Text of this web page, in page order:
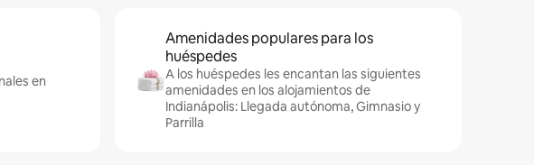
en
Amenidades populares para los
huéspedes
A los huéspedes les encantan las siguientes
amenidades en los alojamientos de
Indianápolis: Llegada autónoma, Gimnasio y
Parrilla